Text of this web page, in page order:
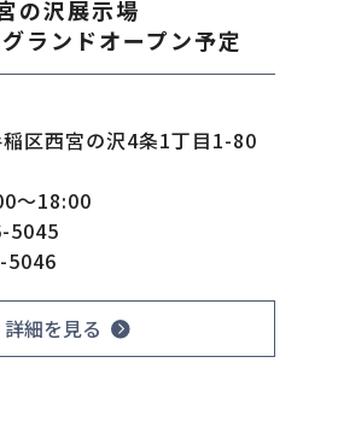
の沢展示場
ランドオープン予定
区西宮の沢4条1丁目1-80
～18:00
5045
5046
詳細を見る